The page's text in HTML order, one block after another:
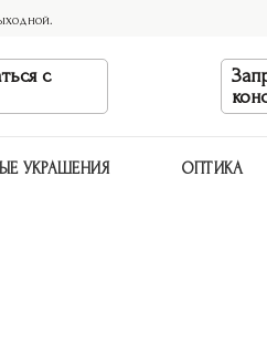
с
УКРАШЕНИЯ ОПТИКА